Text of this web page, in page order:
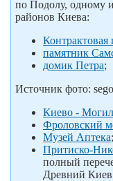
по Подолу, одному
районов Киева:
Контрактовая
памятник
домик Петра;
Источник фото:
Киево -
Фроловский
Музей Аптека;
Притиско-
полный
Древний